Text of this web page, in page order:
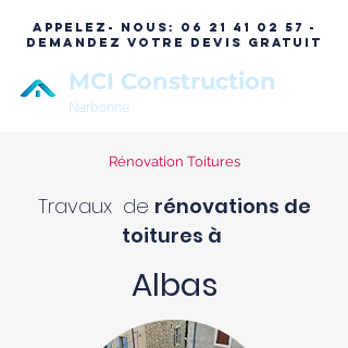
APPELEZ- NOUS:
06 21 41 02 57 -
DEMANDEZ VOTRE DEVIS GRATUIT
MCI Construction
Narbonne
Rénovation Toitures
Travaux de rénovations de
toitures à
Albas